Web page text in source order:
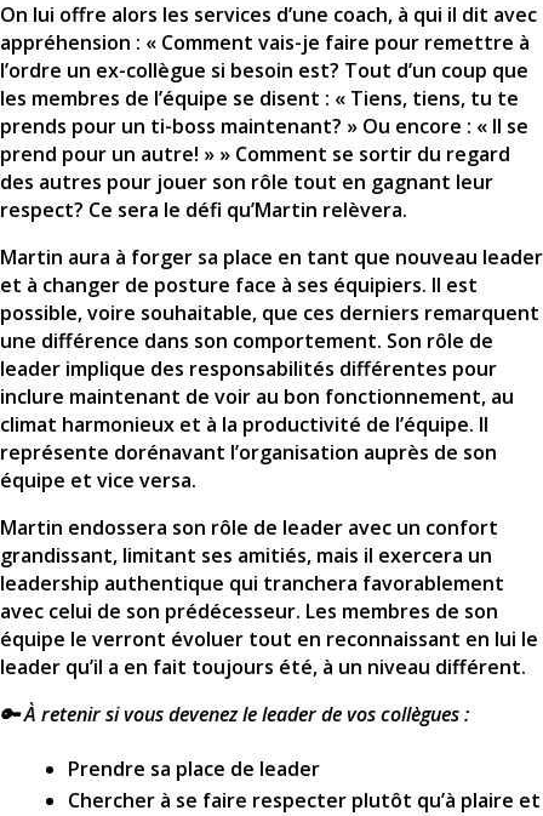
On lui offre alors les services d’une coach, à qui il dit avec
appréhension : « Comment vais-je faire pour remettre à
l’ordre un ex-collègue si besoin est? Tout d’un coup que
les membres de l’équipe se disent : « Tiens, tiens, tu te
prends pour un ti-boss maintenant? » Ou encore : « Il se
prend pour un autre! » » Comment se sortir du regard
des autres pour jouer son rôle tout en gagnant leur
respect? Ce sera le défi qu’Martin relèvera.
Martin aura à forger sa place en tant que nouveau leader
et à changer de posture face à ses équipiers. Il est
possible, voire souhaitable, que ces derniers remarquent
une différence dans son comportement. Son rôle de
leader implique des responsabilités différentes pour
inclure maintenant de voir au bon fonctionnement, au
climat harmonieux et à la productivité de l’équipe. Il
représente dorénavant l’organisation auprès de son
équipe et vice versa.
Martin endossera son rôle de leader avec un confort
grandissant, limitant ses amitiés, mais il exercera un
leadership authentique qui tranchera favorablement
avec celui de son prédécesseur. Les membres de son
équipe le verront évoluer tout en reconnaissant en lui le
leader qu’il a en fait toujours été, à un niveau différent.
🔑 À retenir si vous devenez le leader de vos collègues :
Prendre sa place de leader
Chercher à se faire respecter plutôt qu’à plaire et